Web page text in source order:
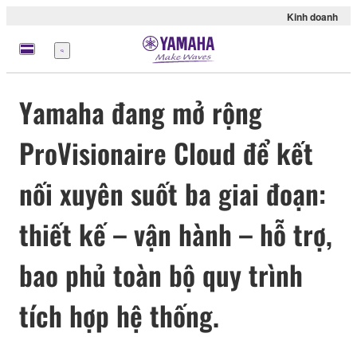
Kinh doanh
Menu
Yamaha đang mở rộng
ProVisionaire Cloud để kết
nối xuyên suốt ba giai đoạn:
thiết kế – vận hành – hỗ trợ,
bao phủ toàn bộ quy trình
tích hợp hệ thống.